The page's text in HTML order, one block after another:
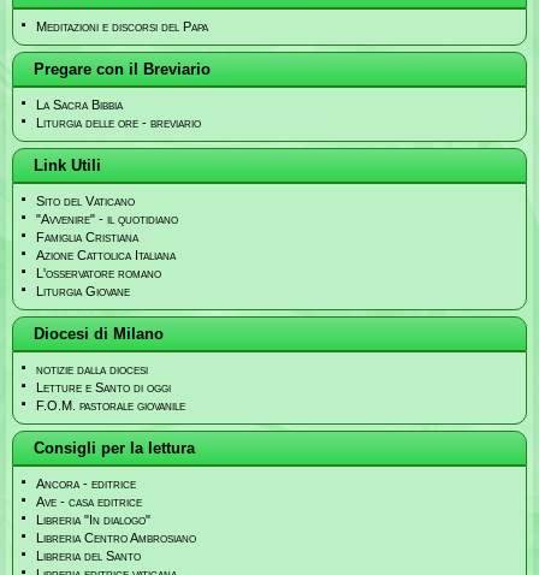
Meditazioni e discorsi del Papa
Pregare con il Breviario
La Sacra Bibbia
Liturgia delle ore - breviario
Link Utili
Sito del Vaticano
"Avvenire" - il quotidiano
Famiglia Cristiana
Azione Cattolica Italiana
L'osservatore romano
Liturgia Giovane
Diocesi di Milano
notizie dalla diocesi
Letture e Santo di oggi
F.O.M. pastorale giovanile
Consigli per la lettura
Ancora - editrice
Ave - casa editrice
Libreria "In dialogo"
Libreria Centro Ambrosiano
Libreria del Santo